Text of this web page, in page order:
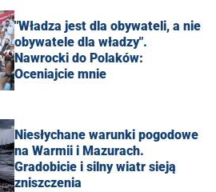
"Władza jest dla obywateli, a nie
obywatele dla władzy".
Nawrocki do Polaków:
Oceniajcie mnie
Niesłychane warunki pogodowe
na Warmii i Mazurach.
Gradobicie i silny wiatr sieją
zniszczenia